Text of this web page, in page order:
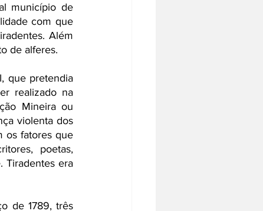
município de
com que
Além
de alferes.
realizado na
Mineira ou
violenta dos
os fatores que
poetas,
Tiradentes era